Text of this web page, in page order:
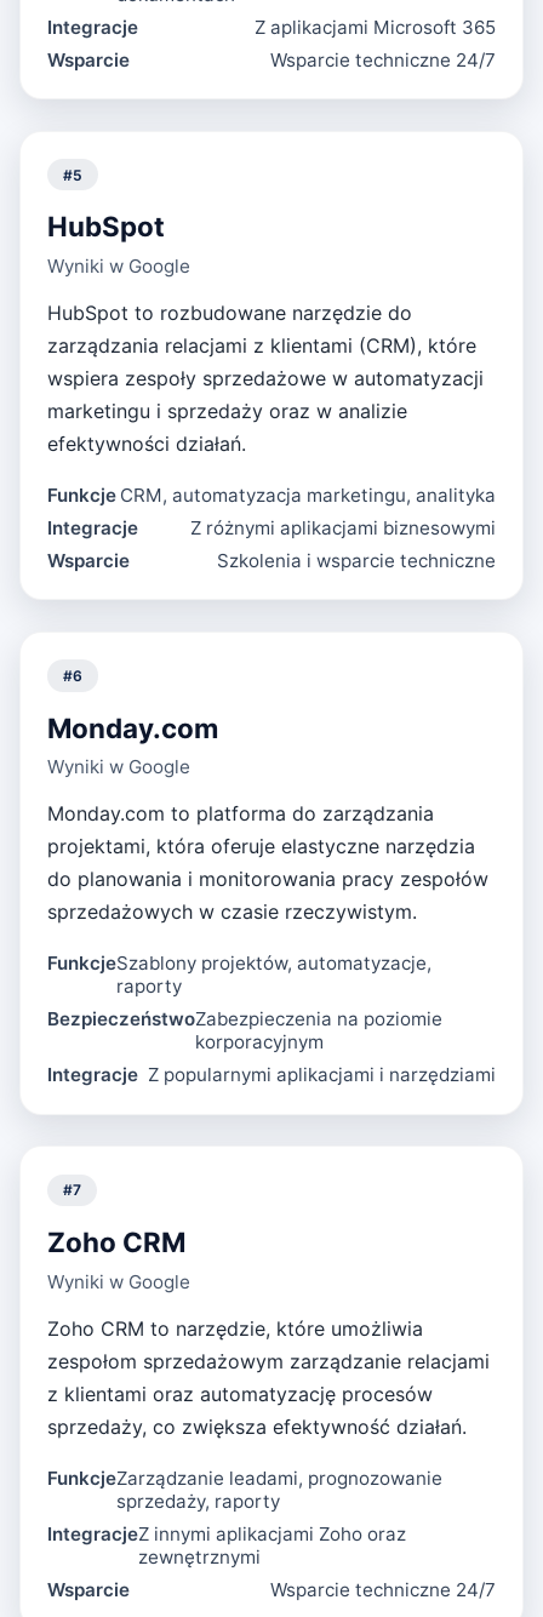
Integracje
Z aplikacjami Microsoft 365
Wsparcie
Wsparcie techniczne 24/7
#5
HubSpot
Wyniki w Google
HubSpot to rozbudowane narzędzie do
zarządzania relacjami z klientami (CRM), które
wspiera zespoły sprzedażowe w automatyzacji
marketingu i sprzedaży oraz w analizie
efektywności działań.
Funkcje CRM, automatyzacja marketingu, analityka
Integracje
Z różnymi aplikacjami biznesowymi
Wsparcie
Szkolenia i wsparcie techniczne
#6
Monday.com
Wyniki w Google
Monday.com to platforma do zarządzania
projektami, która oferuje elastyczne narzędzia
do planowania i monitorowania pracy zespołów
sprzedażowych w czasie rzeczywistym.
FunkcjeSzablony projektów, automatyzacje,
raporty
BezpieczeństwoZabezpieczenia na poziomie
korporacyjnym
Integracje Z popularnymi aplikacjami i narzędziami
#7
Zoho CRM
Wyniki w Google
Zoho CRM to narzędzie, które umożliwia
zespołom sprzedażowym zarządzanie relacjami
z klientami oraz automatyzację procesów
sprzedaży, co zwiększa efektywność działań.
FunkcjeZarządzanie leadami, prognozowanie
sprzedaży, raporty
IntegracjeZ innymi aplikacjami Zoho oraz
zewnętrznymi
Wsparcie
Wsparcie techniczne 24/7